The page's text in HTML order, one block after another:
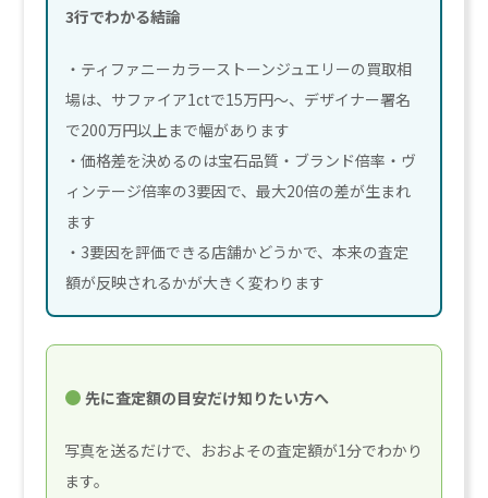
3行でわかる結論
・ティファニーカラーストーンジュエリーの買取相
場は、サファイア1ctで15万円〜、デザイナー署名
で200万円以上まで幅があります
・価格差を決めるのは宝石品質・ブランド倍率・ヴ
ィンテージ倍率の3要因で、最大20倍の差が生まれ
ます
・3要因を評価できる店舗かどうかで、本来の査定
額が反映されるかが大きく変わります
先に査定額の目安だけ知りたい方へ
写真を送るだけで、おおよその査定額が1分でわかり
ます。